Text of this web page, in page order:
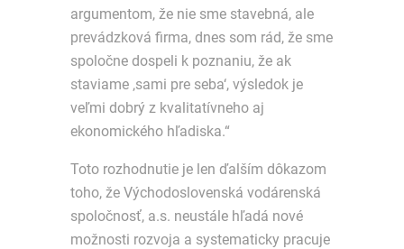
argumentom, že nie sme stavebná, ale
prevádzková firma, dnes som rád, že sme
spoločne dospeli k poznaniu, že ak
staviame ‚sami pre seba‘, výsledok je
veľmi dobrý z kvalitatívneho aj
ekonomického hľadiska.“
Toto rozhodnutie je len ďalším dôkazom
toho, že Východoslovenská vodárenská
spoločnosť, a.s. neustále hľadá nové
možnosti rozvoja a systematicky pracuje